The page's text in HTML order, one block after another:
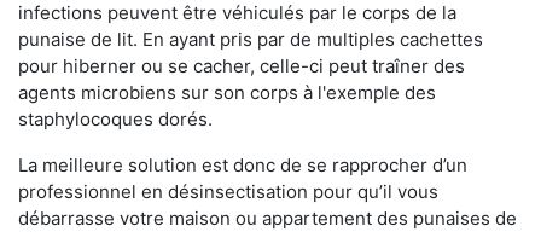
infections peuvent être véhiculés par le corps de la
punaise de lit. En ayant pris par de multiples cachettes
pour hiberner ou se cacher, celle-ci peut traîner des
agents microbiens sur son corps à l'exemple des
staphylocoques dorés.
La meilleure solution est donc de se rapprocher d’un
professionnel en désinsectisation pour qu’il vous
débarrasse votre maison ou appartement des punaises de